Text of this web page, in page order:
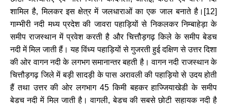
शामिल है,मिलकर इस क्षेत्र में जलधाराओं का एक जाल बनाते है। [12]
गाम्भीरी नदी मध्य प्रदेश की जावरा पहाड़ियों से निकलकर निम्बाहेड़ा के
समीप राजस्थान में प्रवेश करती है और चित्तौड़गढ़ किले के समीप बेडच
नदी में मिल जाती हैं। यह विंध्य पहाड़ियों से गुजरती हुई दक्षिण से उत्तर दिशा
की ओर वागन नदी के लगभग समानान्तर बहती है। वागन नदी राजस्थान के
चित्तौड़गढ़ जिले में बड़ी सादड़ी के पास अरावली की पहाड़ियो से उदय होती
हैं तथा उत्तर की ओर लगभाग 45 किमी बहकर हाज्जियाखेडी के समीप
बेडच नदी में मिल जाती है। वागली,बेडच की सबसे छोटी सहायक नदी है